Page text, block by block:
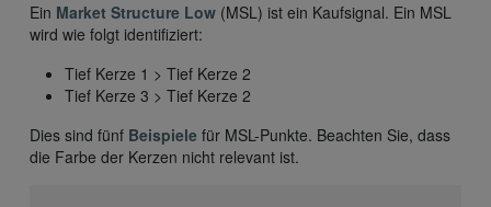
Ein Market Structure Low (MSL) ist ein Kaufsignal. Ein MSL
wird wie folgt identifiziert:
Tief Kerze 1 > Tief Kerze 2
Tief Kerze 3 > Tief Kerze 2
Dies sind fünf Beispiele für MSL-Punkte. Beachten Sie, dass
die Farbe der Kerzen nicht relevant ist.